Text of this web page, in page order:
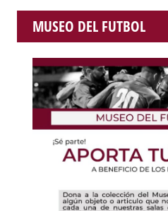
MUSEO DEL FUTBOL